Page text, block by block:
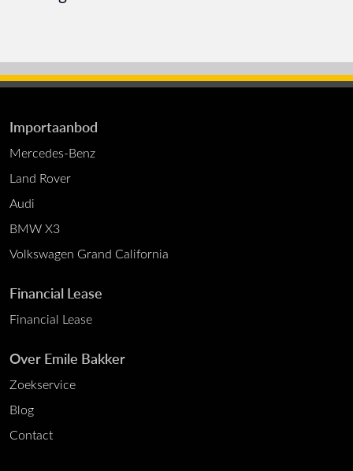
Importaanbod
Mercedes-Benz
Land Rover
Audi
BMW X3
Volkswagen Grand California
Financial Lease
Financial Lease
Over Emile Bakker
Zoekservice
Blog
Contact